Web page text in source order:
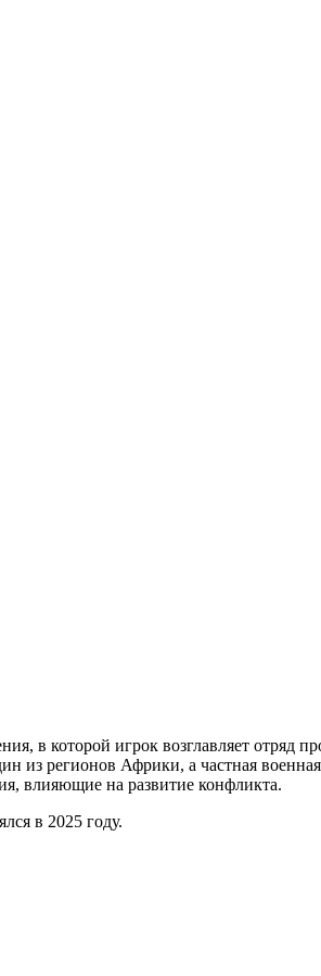
в которой игрок возглавляет отряд
регионов Африки, а частная
влияющие на развитие конфликта.
в 2025 году.